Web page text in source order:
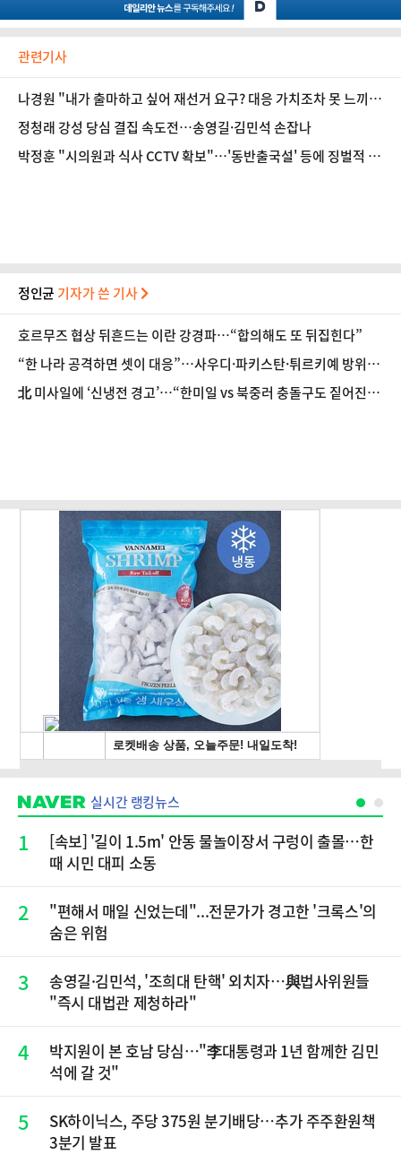
관련기사
나경원 "내가 출마하고 싶어 재선거 요구? 대응 가치조차 못 느끼는
저질 공세"
정청래 강성 당심 결집 속도전…송영길·김민석 손잡나
박정훈 "시의원과 식사 CCTV 확보"…'동반출국설' 등에 징벌적 손
정인균 기자가 쓴 기사
호르무즈 협상 뒤흔드는 이란 강경파…“합의해도 또 뒤집힌다”
“한 나라 공격하면 셋이 대응”…사우디·파키스탄·튀르키예 방위
동맹 출범
北 미사일에 ‘신냉전 경고’…“한미일 vs 북중러 충돌구도 짙어진
실시간 랭킹뉴스
1
[속보] '길이 1.5m' 안동 물놀이장서 구렁이 출몰…한
때 시민 대피 소동
2
"편해서 매일 신었는데"...전문가가 경고한 '크록스'의
숨은 위험
3
송영길·김민석, '조희대 탄핵' 외치자…與법사위원들
"즉시 대법관 제청하라"
4
박지원이 본 호남 당심…"李대통령과 1년 함께한 김민
석에 갈 것"
5
SK하이닉스, 주당 375원 분기배당…추가 주주환원책
3분기 발표